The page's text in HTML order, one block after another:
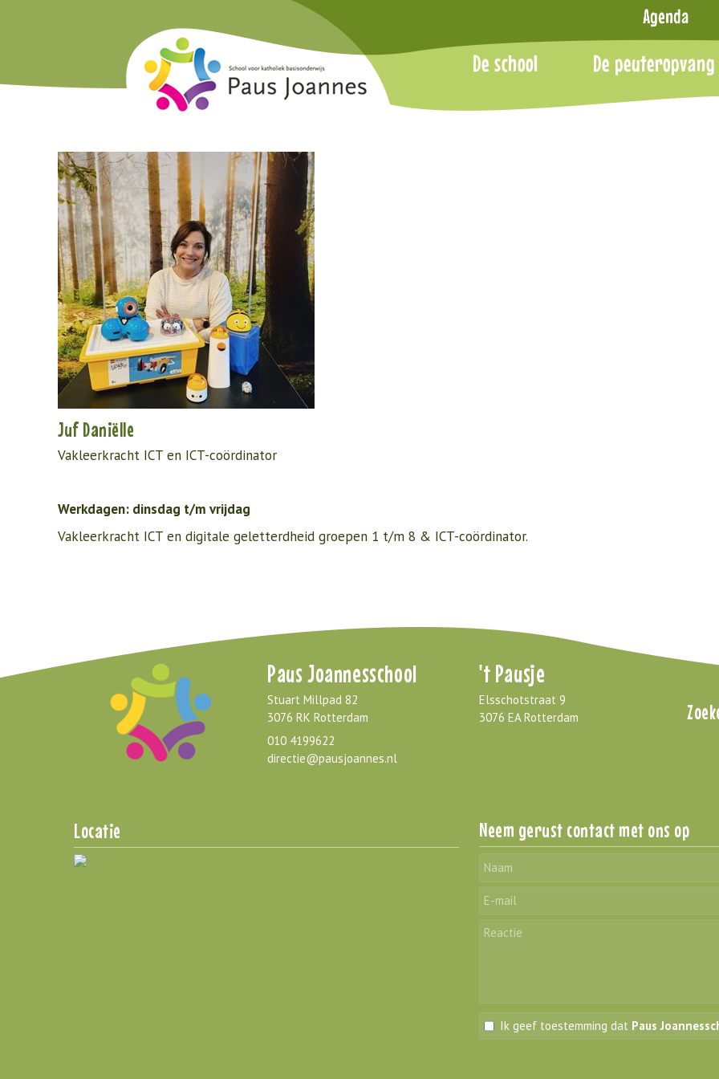
Juf Daniëlle
Vakleerkracht ICT en ICT-coördinator
Werkdagen: dinsdag t/m vrijdag
Vakleerkracht ICT en digitale geletterdheid groepen 1 t/m 8 & ICT-coördinator.
Paus Joannesschool
Stuart Millpad 82
3076 RK Rotterdam
010 4199622
directie@pausjoannes.nl
't Pausje
Elsschotstraat 9
3076 EA Rotterdam
Locatie Neem gerust contact met ons op
Ik geef toestemming dat Paus